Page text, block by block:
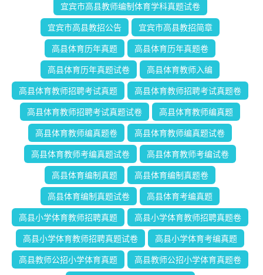
宜宾市高县教师编制体育学科真题试卷
宜宾市高县教招公告 宜宾市高县教招简章
高县体育历年真题 高县体育历年真题卷
高县体育历年真题试卷 高县体育教师入编
高县体育教师招聘考试真题 高县体育教师招聘考试真题卷
高县体育教师招聘考试真题试卷 高县体育教师编真题
高县体育教师编真题卷 高县体育教师编真题试卷
高县体育教师考编真题试卷 高县体育教师考编试卷
高县体育编制真题 高县体育编制真题卷
高县体育编制真题试卷 高县体育考编真题
高县小学体育教师招聘真题 高县小学体育教师招聘真题卷
高县小学体育教师招聘真题试卷 高县小学体育考编真题
高县教师公招小学体育真题 高县教师公招小学体育真题卷